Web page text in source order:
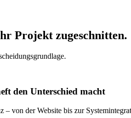
Projekt zugeschnitten.
den Unterschied macht
– von der Website bis zur